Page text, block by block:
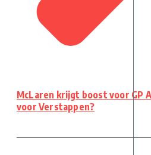
McLaren krijgt boost voor GP
voor Verstappen?